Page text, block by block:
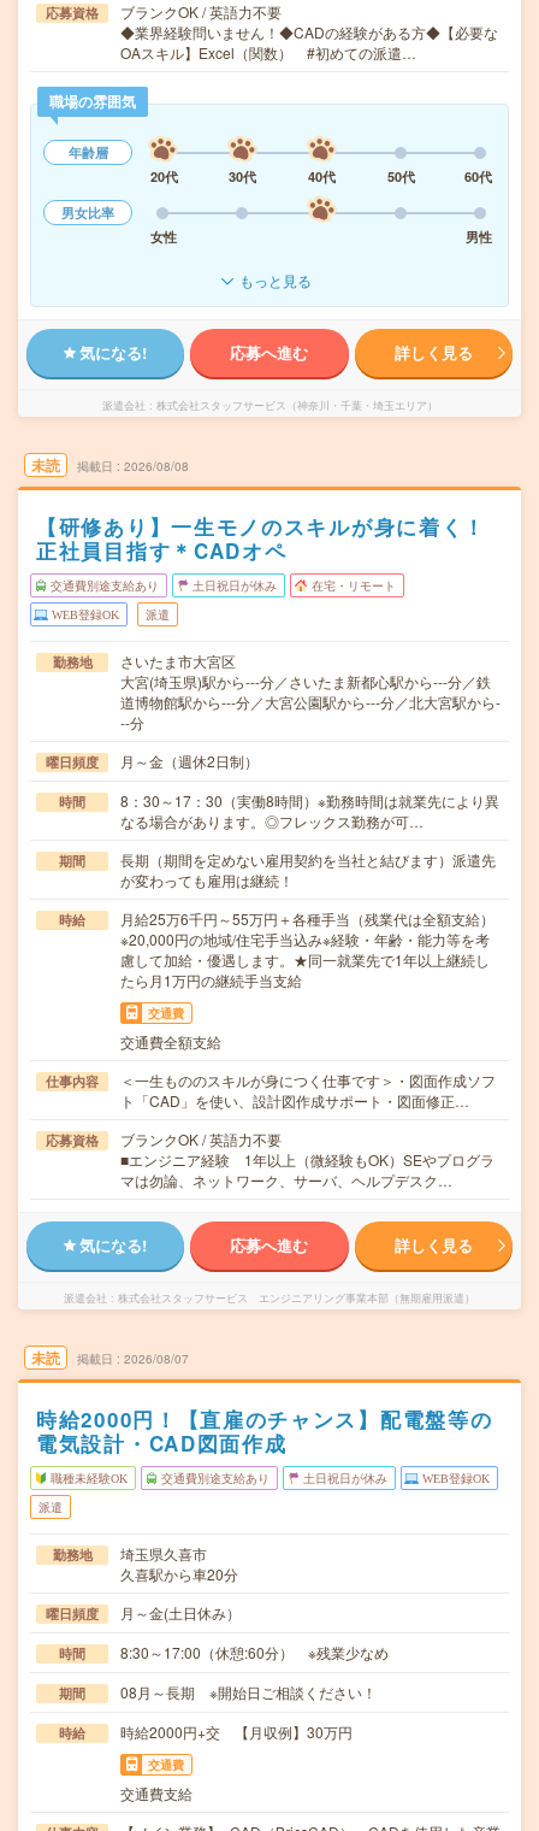
応募資格
ブランクOK / 英語力不要
◆業界経験問いません！◆CADの経験がある方◆【必要な
OAスキル】Excel（関数） #初めての派遣…
職場の雰囲気
年齢層
20代
30代 40代 50代
60代
男女比率
女性
男性
もっと見る
気になる! 応募へ進む 詳しく見る
派遣会社 株式会社スタッフサービス（神奈川・千葉・埼玉エリア）
未読 掲載日 2026/08/08
【研修あり】一生モノのスキルが身に着く！
正社員目指す＊CADオペ
交通費別途支給あり 土日祝日が休み 在宅・リモート
WEB登録OK 派遣
勤務地
さいたま市大宮区
大宮(埼玉県)駅から---分／さいたま新都心駅から---分／鉄
道博物館駅から---分／大宮公園駅から---分／北大宮駅から-
--分
曜日頻度 月～金（週休2日制）
時間
8：30～17：30（実働8時間）※勤務時間は就業先により異
なる場合があります。◎フレックス勤務が可…
期間
長期（期間を定めない雇用契約を当社と結びます）派遣先
が変わっても雇用は継続！
時給
月給25万6千円～55万円＋各種手当（残業代は全額支給）
※20,000円の地域/住宅手当込み※経験・年齢・能力等を考
慮して加給・優遇します。★同一就業先で1年以上継続し
たら月1万円の継続手当支給
交通費
交通費全額支給
仕事内容
＜一生もののスキルが身につく仕事です＞・図面作成ソフ
ト「CAD」を使い、設計図作成サポート・図面修正…
応募資格
ブランクOK / 英語力不要
■エンジニア経験 1年以上（微経験もOK）SEやプログラ
マは勿論、ネットワーク、サーバ、ヘルプデスク…
気になる! 応募へ進む 詳しく見る
派遣会社 株式会社スタッフサービス エンジニアリング事業本部（無期雇用派遣）
未読 掲載日 2026/08/07
時給2000円！【直雇のチャンス】配電盤等の
電気設計・CAD図面作成
職種未経験OK 交通費別途支給あり 土日祝日が休み WEB登録OK
派遣
勤務地
埼玉県久喜市
久喜駅から車20分
曜日頻度 月～金(土日休み）
時間 8:30～17:00（休憩:60分） ※残業少なめ
期間 08月～長期 ※開始日ご相談ください！
時給 時給2000円+交 【月収例】30万円
交通費
交通費支給